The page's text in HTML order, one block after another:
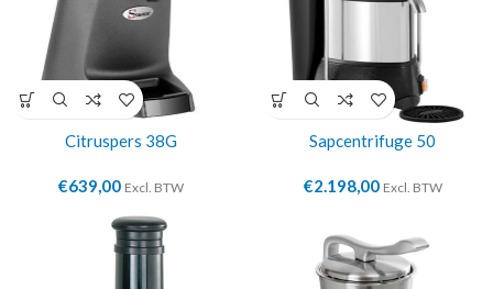
Citruspers 38G
€639,00 Excl. BTW
Sapcentrifuge 50
€2.198,00 Excl. BTW